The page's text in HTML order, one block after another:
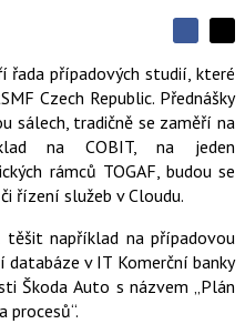
S
d
í
l
e
t
S
í
l
j
e
n
c
e
o
í
l
j
t
e
n
í
t
i
X
případových studií, které
Czech Republic. Přednášky
sálech, tradičně se zaměří na
na COBIT, na jeden
rámců TOGAF, budou se
řízení služeb v Cloudu.
těšit například na případovou
v IT Komerční banky
Škoda Auto s názvem „Plán
procesů“.